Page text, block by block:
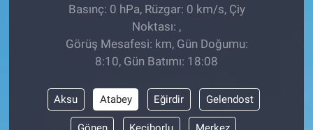
Basınç: 0 hPa, Rüzgar: 0 km/s, Çiy
Noktası: ,
Görüş Mesafesi: km, Gün Doğumu:
8:10, Gün Batımı: 18:08
Aksu Atabey Eğirdir Gelendost
ASAYİŞ
ÇEVRE
EĞİTİM